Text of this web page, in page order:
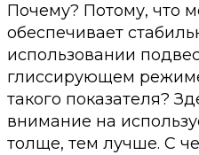
Почему? Потому, что
обеспечивает
использовании
глиссирующем
такого показателя?
внимание на
толще, тем лучше. С